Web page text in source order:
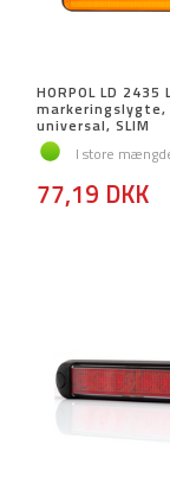
HORPOL LD 2435
markeringslygte,
universal, SLIM
I store
77,19 DKK